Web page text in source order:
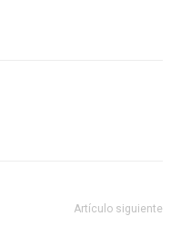
Artículo siguiente